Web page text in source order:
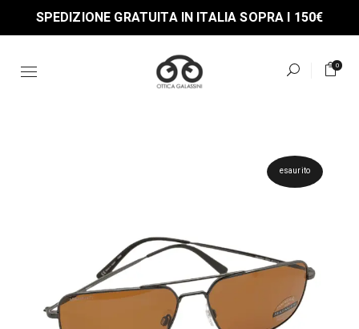
the
SPEDIZIONE GRATUITA IN ITALIA SOPRA I 150€
0
esaurito